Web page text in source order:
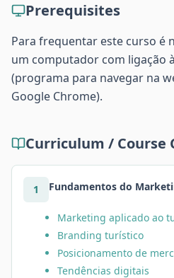
Prerequisites
Para frequentar este curso é
um computador com ligação
(programa para navegar na
Google Chrome).
Curriculum / Course
1 Fundamentos do
Marketing aplicado ao
Branding turístico
Posicionamento de
Tendências digitais